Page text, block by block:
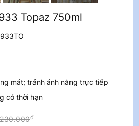
Topaz 750ml
mát; tránh ánh nắng trực tiếp
có thời hạn
230.000đ